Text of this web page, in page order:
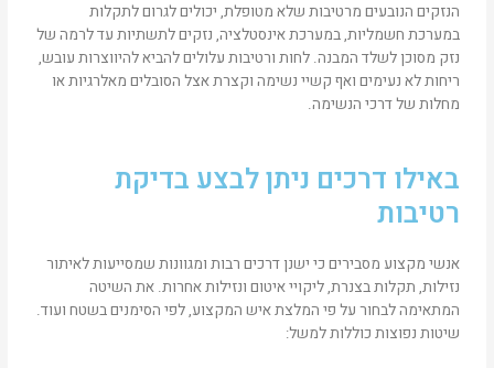
הנזקים הנובעים מרטיבות שלא מטופלת, יכולים לגרום לתקלות
במערכת חשמליות, במערכת אינסטלציה, נזקים לתשתיות עד לרמה של
נזק מסוכן לשלד המבנה. לחות ורטיבות עלולים להביא להיווצרות עובש,
ריחות לא נעימים ואף קשיי נשימה וקצרת אצל הסובלים מאלרגיות או
מחלות של דרכי הנשימה.
באילו דרכים ניתן לבצע בדיקת
רטיבות
אנשי מקצוע מסבירים כי ישנן דרכים רבות ומגוונות שמסייעות לאיתור
נזילות, תקלות בצנרת, ליקויי איטום ונזילות אחרות. את השיטה
המתאימה לבחור על פי המלצת איש המקצוע, לפי הסימנים בשטח ועוד.
שיטות נפוצות כוללות למשל: